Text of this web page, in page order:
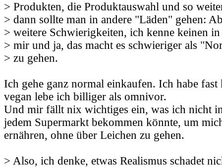
> Produkten, die Produktauswahl und so
> dann sollte man in andere "Läden" gehen:
> weitere Schwierigkeiten, ich kenne keinen
> mir und ja, das macht es schwieriger als
> zu gehen.
Ich gehe ganz normal einkaufen. Ich habe
vegan lebe ich billiger als omnivor.
Und mir fällt nix wichtiges ein, was ich nicht
jedem Supermarkt bekommen könnte, um
ernähren, ohne über Leichen zu gehen.
> Also, ich denke, etwas Realismus schadet